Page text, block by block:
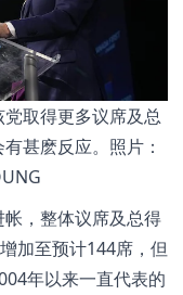
取得更多议席及总
甚麽反应。照片：
，整体议席及总得
加至预计144席，但
年以来一直代表的